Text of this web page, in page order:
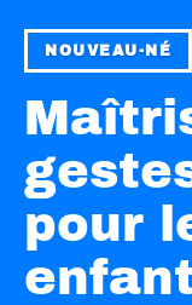
NOUVEAU-NÉ
pour